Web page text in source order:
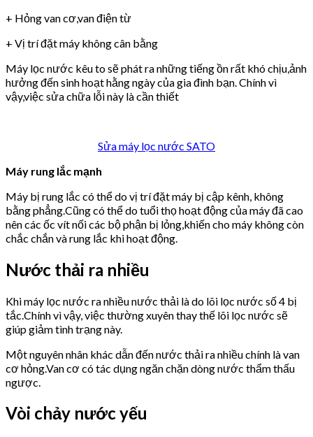
+ Hỏng van cơ,van điện từ
+ Vị trí đặt máy không cân bằng
Máy lọc nước kêu to sẽ phát ra những tiếng ồn rất khó chịu,ảnh
hưởng đến sinh hoạt hằng ngày của gia đình bạn. Chính vì
vậy,việc sửa chữa lỗi này là cần thiết
Sửa máy lọc nước SATO
Máy rung lắc mạnh
Máy bị rung lắc có thể do vị trí đặt máy bị cập kênh, không
bằng phẳng.Cũng có thể do tuổi thọ hoạt động của máy đã cao
nên các ốc vít nối các bộ phận bị lỏng,khiến cho máy không còn
chắc chắn và rung lắc khi hoạt động.
Nước thải ra nhiều
Khi máy lọc nước ra nhiều nước thải là do lõi lọc nước số 4 bị
tắc.Chính vì vậy, việc thường xuyên thay thế lõi lọc nước sẽ
giúp giảm tình trạng này.
Một nguyên nhân khác dẫn đến nước thải ra nhiều chính là van
cơ hỏng.Van cơ có tác dụng ngăn chặn dòng nước thẩm thấu
ngược.
Vòi chảy nước yếu